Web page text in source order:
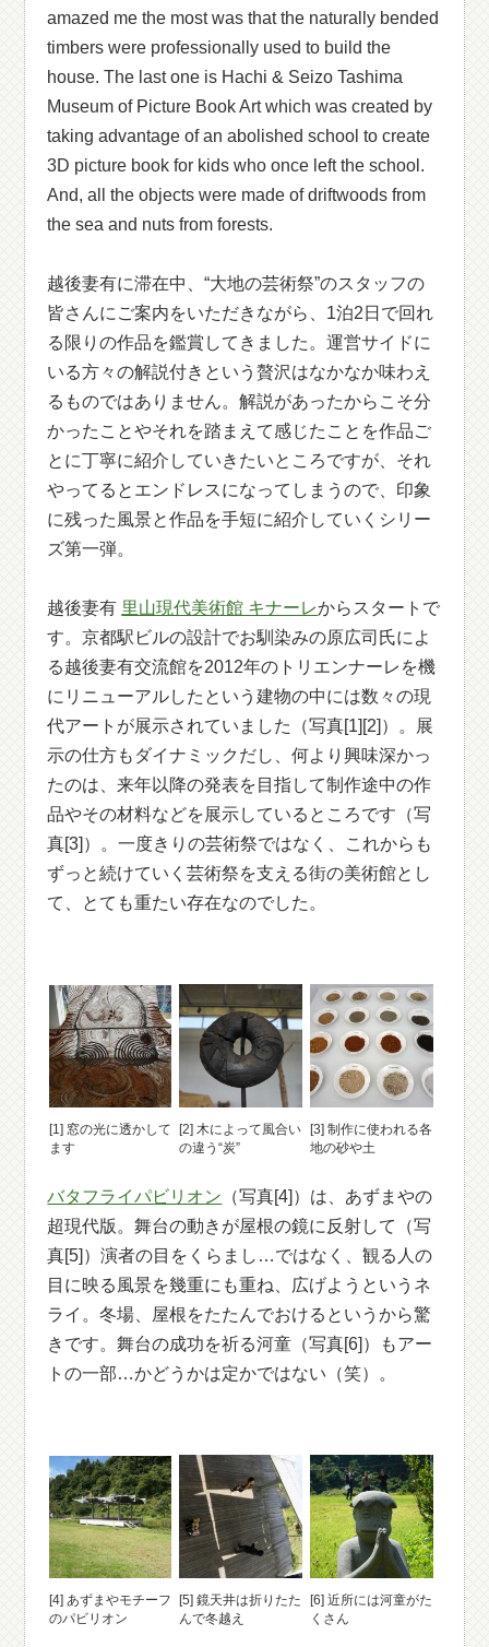
amazed me the most was that the naturally bended
timbers were professionally used to build the
house. The last one is Hachi & Seizo Tashima
Museum of Picture Book Art which was created by
taking advantage of an abolished school to create
3D picture book for kids who once left the school.
And, all the objects were made of driftwoods from
the sea and nuts from forests.
越後妻有に滞在中、“大地の芸術祭”のスタッフの
皆さんにご案内をいただきながら、1泊2日で回れ
る限りの作品を鑑賞してきました。運営サイドに
いる方々の解説付きという贅沢はなかなか味わえ
るものではありません。解説があったからこそ分
かったことやそれを踏まえて感じたことを作品ご
とに丁寧に紹介していきたいところですが、それ
やってるとエンドレスになってしまうので、印象
に残った風景と作品を手短に紹介していくシリー
ズ第一弾。
越後妻有 里山現代美術館 キナーレからスタートで
す。京都駅ビルの設計でお馴染みの原広司氏によ
る越後妻有交流館を2012年のトリエンナーレを機
にリニューアルしたという建物の中には数々の現
代アートが展示されていました（写真[1][2]）。展
示の仕方もダイナミックだし、何より興味深かっ
たのは、来年以降の発表を目指して制作途中の作
品やその材料などを展示しているところです（写
真[3]）。一度きりの芸術祭ではなく、これからも
ずっと続けていく芸術祭を支える街の美術館とし
て、とても重たい存在なのでした。
[1] 窓の光に透かして
ます
[2] 木によって風合い
の違う“炭”
[3] 制作に使われる各
地の砂や土
バタフライパビリオン （写真[4]）は、あずまやの
超現代版。舞台の動きが屋根の鏡に反射して（写
真[5]）演者の目をくらまし…ではなく、観る人の
目に映る風景を幾重にも重ね、広げようというネ
ライ。冬場、屋根をたたんでおけるというから驚
きです。舞台の成功を祈る河童（写真[6]）もアー
トの一部…かどうかは定かではない（笑）。
[4] あずまやモチーフ
のパビリオン
[5] 鏡天井は折りたた
んで冬越え
[6] 近所には河童がた
くさん